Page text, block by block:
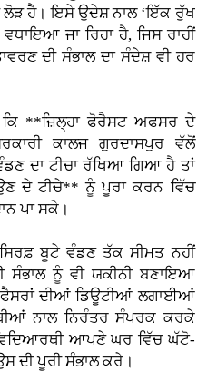
ਲੋੜ ਹੈ। ਇਸੇ ਉਦੇਸ਼ ਨਾਲ ‘ਇੱਕ ਰੁੱਖ
ਜਾ ਰਿਹਾ ਹੈ, ਜਿਸ ਰਾਹੀਂ
ਦੀ ਸੰਭਾਲ ਦਾ ਸੰਦੇਸ਼ ਵੀ ਹਰ
**ਜ਼ਿਲ੍ਹਾ ਫੋਰੈਸਟ ਅਫਸਰ ਦੇ
ਕਾਲਜ ਗੁਰਦਾਸਪੁਰ ਵੱਲੋਂ
ਦਾ ਟੀਚਾ ਰੱਖਿਆ ਗਿਆ ਹੈ ਤਾਂ
ਦੇ ਟੀਚੇ** ਨੂੰ ਪੂਰਾ ਕਰਨ ਵਿੱਚ
ਪਾ ਸਕੇ।
ਬੂਟੇ ਵੰਡਣ ਤੱਕ ਸੀਮਤ ਨਹੀਂ
ਸੰਭਾਲ ਨੂੰ ਵੀ ਯਕੀਨੀ ਬਣਾਇਆ
ਦੀਆਂ ਡਿਊਟੀਆਂ ਲਗਾਈਆਂ
ਨਾਲ ਨਿਰੰਤਰ ਸੰਪਰਕ ਕਰਕੇ
ਆਪਣੇ ਘਰ ਵਿੱਚ ਘੱਟੋ-
ਦੀ ਪੂਰੀ ਸੰਭਾਲ ਕਰੇ।